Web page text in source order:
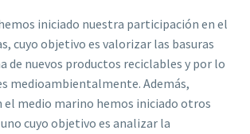
iniciado nuestra participación en el
cuyo objetivo es valorizar las basuras
de nuevos productos reciclables y por lo
medioambientalmente. Además,
el medio marino hemos iniciado otros
cuyo objetivo es analizar la